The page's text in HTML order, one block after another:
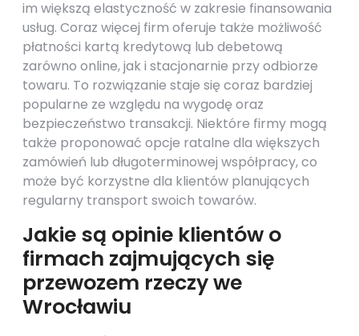
im większą elastyczność w zakresie finansowania
usług. Coraz więcej firm oferuje także możliwość
płatności kartą kredytową lub debetową
zarówno online, jak i stacjonarnie przy odbiorze
towaru. To rozwiązanie staje się coraz bardziej
popularne ze względu na wygodę oraz
bezpieczeństwo transakcji. Niektóre firmy mogą
także proponować opcje ratalne dla większych
zamówień lub długoterminowej współpracy, co
może być korzystne dla klientów planujących
regularny transport swoich towarów.
Jakie są opinie klientów o
firmach zajmujących się
przewozem rzeczy we
Wrocławiu